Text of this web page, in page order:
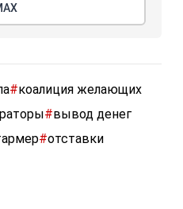
#коалиция желающих
#вывод денег
#отставки